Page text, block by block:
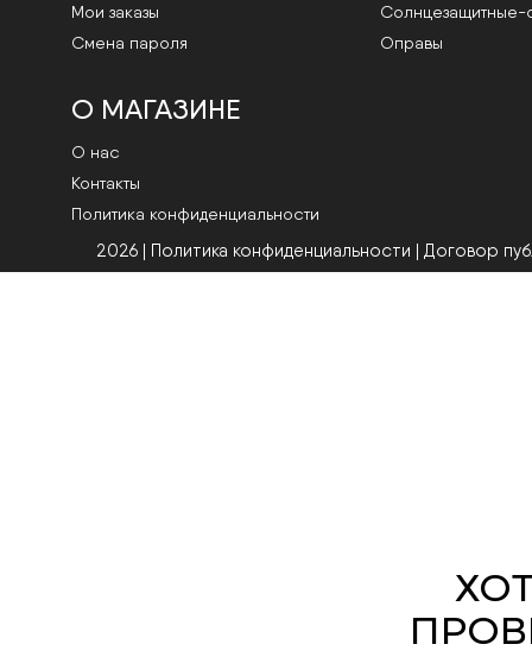
Мои заказы
Смена пароля
Cолнцезащитные-
Оправы
О МАГАЗИНЕ
О нас
Контакты
Политика конфиденциальности
2026 | Политика конфиденциальности | Договор